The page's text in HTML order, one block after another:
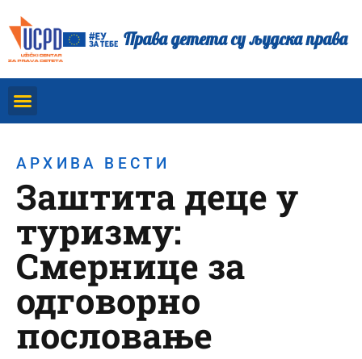
Права детета су људска права
АРХИВА ВЕСТИ
Заштита деце у
туризму:
Смернице за
одговорно
пословање